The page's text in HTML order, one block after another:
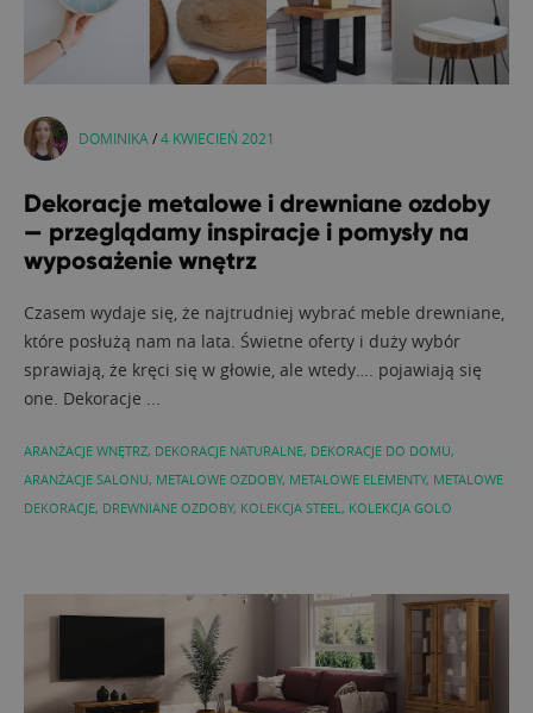
DOMINIKA /4 KWIECIEŃ 2021
Dekoracje metalowe i drewniane ozdoby
— przeglądamy inspiracje i pomysły na
wyposażenie wnętrz
Czasem wydaje się, że najtrudniej wybrać meble drewniane,
które posłużą nam na lata. Świetne oferty i duży wybór
sprawiają, że kręci się w głowie, ale wtedy…. pojawiają się
one. Dekoracje ...
ARANŻACJE WNĘTRZ, DEKORACJE NATURALNE, DEKORACJE DO DOMU,
ARANŻACJE SALONU, METALOWE OZDOBY, METALOWE ELEMENTY, METALOWE
DEKORACJE, DREWNIANE OZDOBY, KOLEKCJA STEEL, KOLEKCJA GOLO